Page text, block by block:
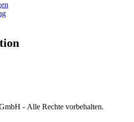
- Alle Rechte vorbehalten.